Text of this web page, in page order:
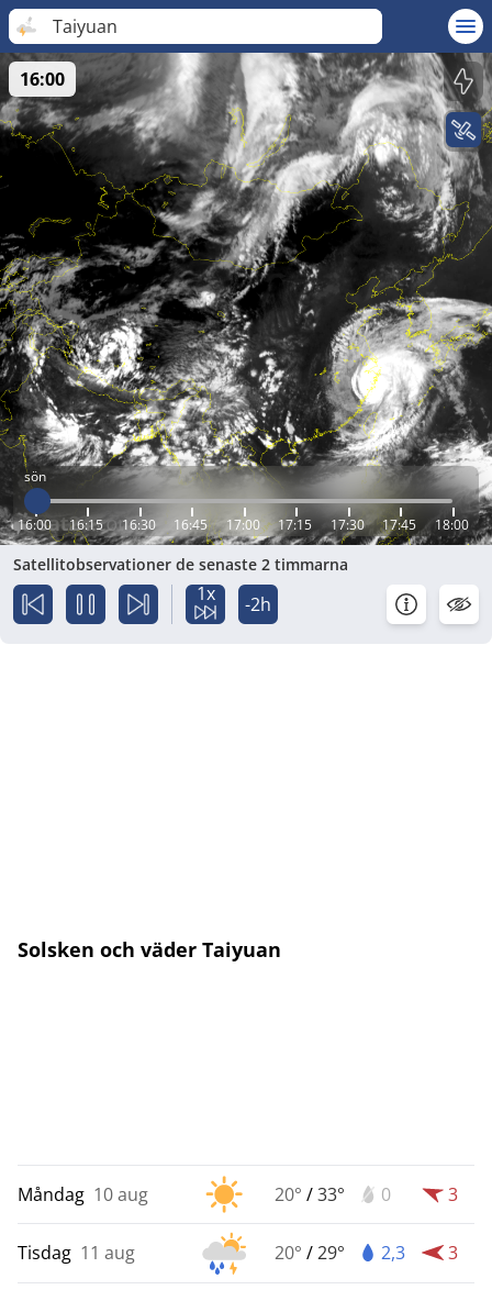
Taiyuan
sön
16:00 16:15 16:30 16:45 17:00 17:15 17:30 17:45 18:00
16:00
Satellitobservationer de senaste 2 timmarna
1x -2h
Solsken och väder Taiyuan
Måndag 10 aug 20° /33° 0 3
Tisdag 11 aug 20° /29° 2,3 3